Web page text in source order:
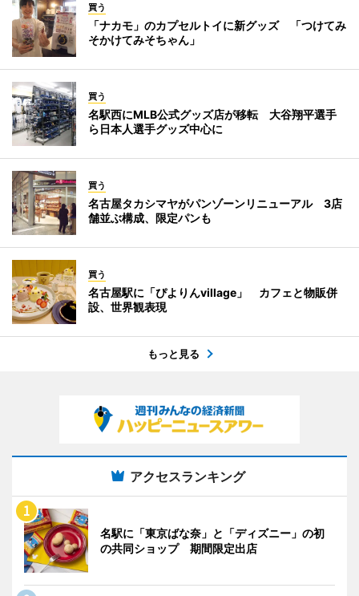
買う
「ナカモ」のカプセルトイに新グッズ 「つけてみ
そかけてみそちゃん」
買う
名駅西にMLB公式グッズ店が移転 大谷翔平選手
ら日本人選手グッズ中心に
買う
名古屋タカシマヤがパンゾーンリニューアル 3店
舗並ぶ構成、限定パンも
買う
名古屋駅に「ぴよりんvillage」 カフェと物販併
設、世界観表現
もっと見る
アクセスランキング
名駅に「東京ばな奈」と「ディズニー」の初
の共同ショップ 期間限定出店